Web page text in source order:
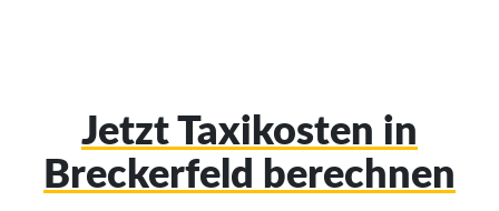
Jetzt Taxikosten in
Breckerfeld berechnen